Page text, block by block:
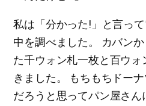
私は「分かった!」と言っ
中を調べました。 カバン
た千ウォン札一枚と百ウォ
きました。 もちもちドー
だろうと思ってパン屋さん